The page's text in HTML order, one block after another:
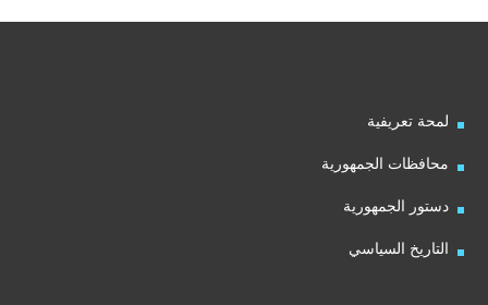
لمحة تعريفية
محافظات الجمهورية
دستور الجمهورية
التاريخ السياسي